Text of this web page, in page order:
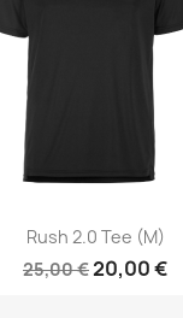
Rush 2.0 Tee (M)
25,00 €20,00 €